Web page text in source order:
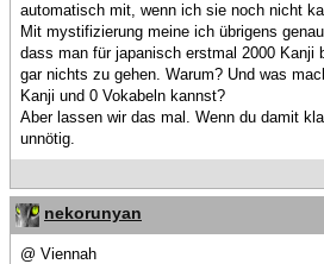
automatisch mit, wenn ich sie noch nicht
Mit mystifizierung meine ich übrigens
dass man für japanisch erstmal 2000 Kanji
gar nichts zu gehen. Warum? Und was
Kanji und 0 Vokabeln kannst?
Aber lassen wir das mal. Wenn du damit
unnötig.
nekorunyan
@ Viennah